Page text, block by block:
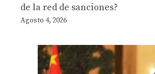
de la red de sanciones?
Agosto 4, 2026